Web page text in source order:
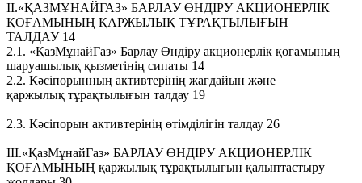
ІІ.«ҚАЗМҰНАЙГАЗ» БАРЛАУ ӨНДІРУ АКЦИОНЕРЛІК
ҚОҒАМЫНЫҢ ҚАРЖЫЛЫҚ ТҰРАҚТЫЛЫҒЫН
ТАЛДАУ 14
2.1. «ҚазМұнайГаз» Барлау Өндіру акционерлік қоғамының
шаруашылық қызметінің сипаты 14
2.2. Кәсіпорынның активтерінің жағдайын және
қаржылық тұрақтылығын талдау 19
2.3. Кәсіпорын активтерінің өтімділігін талдау 26
ІІІ.«ҚазМұнайГаз» БАРЛАУ ӨНДІРУ АКЦИОНЕРЛІК
ҚОҒАМЫНЫҢ қаржылық тұрақтылығын қалыптастыру